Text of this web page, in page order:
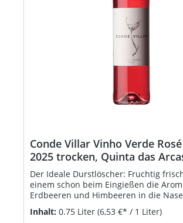
Conde Villar Vinho Verde Rosé
2025 trocken, Quinta das
Der Ideale Durstlöscher: Fruchtig
einem schon beim Eingießen die
Erdbeeren und Himbeeren in die
mit einer frischen, leicht herben
ganz, ganz fein moussierend, der ideale
Inhalt: 0.75 Liter (6,53 €* / 1 Liter)